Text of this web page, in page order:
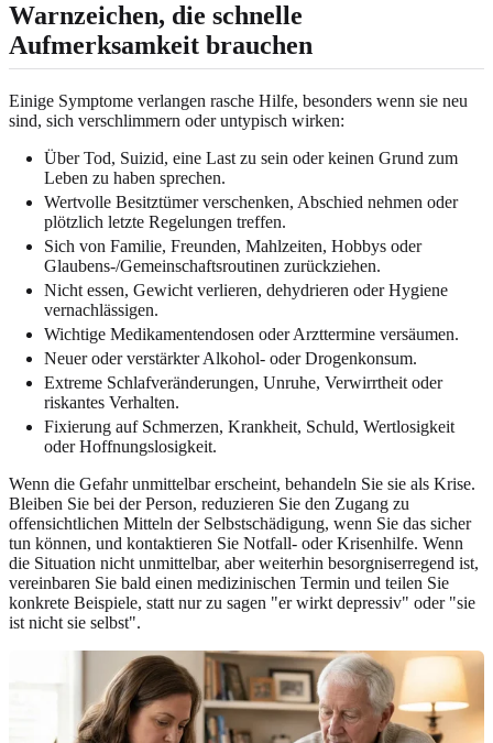
Warnzeichen, die schnelle
Aufmerksamkeit brauchen
Einige Symptome verlangen rasche Hilfe, besonders wenn sie neu
sind, sich verschlimmern oder untypisch wirken:
Über Tod, Suizid, eine Last zu sein oder keinen Grund zum
Leben zu haben sprechen.
Wertvolle Besitztümer verschenken, Abschied nehmen oder
plötzlich letzte Regelungen treffen.
Sich von Familie, Freunden, Mahlzeiten, Hobbys oder
Glaubens-/Gemeinschaftsroutinen zurückziehen.
Nicht essen, Gewicht verlieren, dehydrieren oder Hygiene
vernachlässigen.
Wichtige Medikamentendosen oder Arzttermine versäumen.
Neuer oder verstärkter Alkohol- oder Drogenkonsum.
Extreme Schlafveränderungen, Unruhe, Verwirrtheit oder
riskantes Verhalten.
Fixierung auf Schmerzen, Krankheit, Schuld, Wertlosigkeit
oder Hoffnungslosigkeit.
Wenn die Gefahr unmittelbar erscheint, behandeln Sie sie als Krise.
Bleiben Sie bei der Person, reduzieren Sie den Zugang zu
offensichtlichen Mitteln der Selbstschädigung, wenn Sie das sicher
tun können, und kontaktieren Sie Notfall- oder Krisenhilfe. Wenn
die Situation nicht unmittelbar, aber weiterhin besorgniserregend ist,
vereinbaren Sie bald einen medizinischen Termin und teilen Sie
konkrete Beispiele, statt nur zu sagen "er wirkt depressiv" oder "sie
ist nicht sie selbst".